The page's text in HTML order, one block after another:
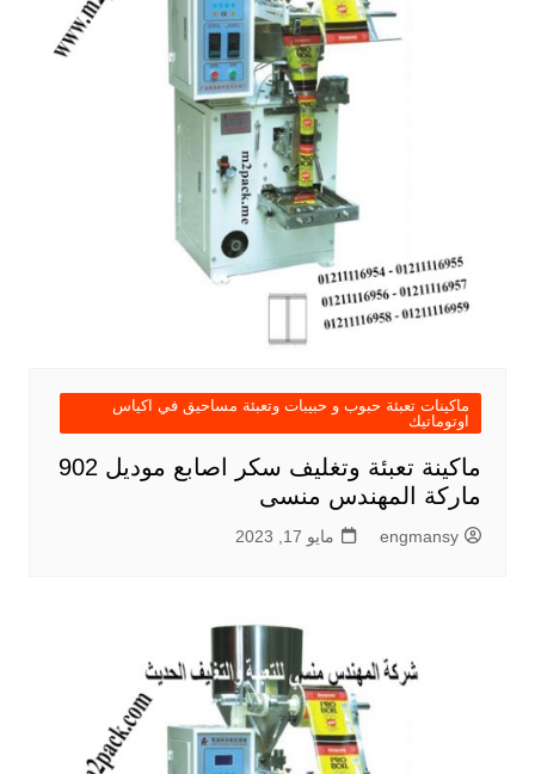
ماكينات تعبئة حبوب و حبيبات وتعبئة مساحيق في اكياس
اوتوماتيك
ماكينة تعبئة وتغليف سكر اصابع موديل 902
ماركة المهندس منسى
engmansy مايو 17, 2023